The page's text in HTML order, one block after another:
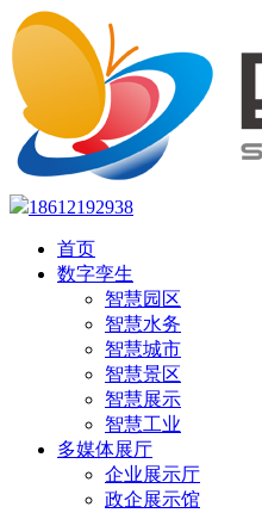
18612192938
首页
数字孪生
智慧园区
智慧水务
智慧城市
智慧景区
智慧展示
智慧工业
多媒体展厅
企业展示厅
政企展示馆